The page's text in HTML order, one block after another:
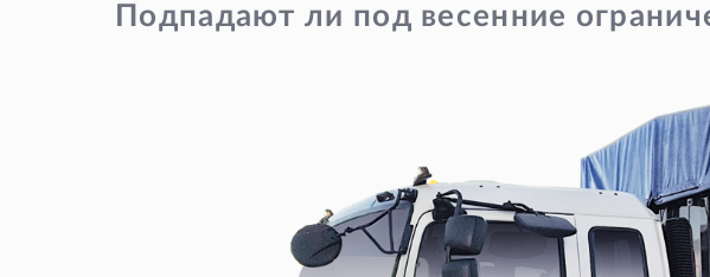
Подпадают ли под весенние